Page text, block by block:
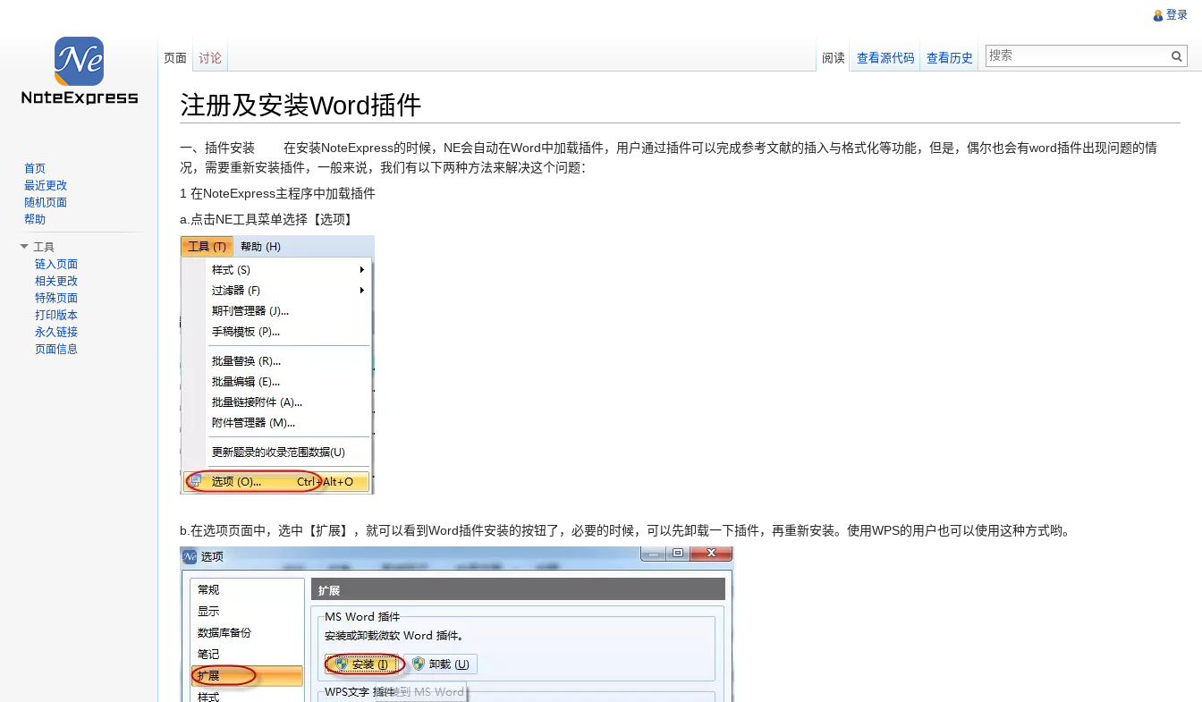
注册及安装Word插件
一、插件安装 在安装NoteExpress的时候，NE会自动在Word中加载插件，用户通过插件可以完成参考文献的插入与格式化等功能，但是，偶尔也会有word插件出现问题的情
况，需要重新安装插件，一般来说，我们有以下两种方法来解决这个问题：
1 在NoteExpress主程序中加载插件
a.点击NE工具菜单选择【选项】
b.在选项页面中，选中【扩展】，就可以看到Word插件安装的按钮了，必要的时候，可以先卸载一下插件，再重新安装。使用WPS的用户也可以使用这种方式哟。
登录
页面 讨论 阅读 查看源代码 查看历史
首页
最近更改
随机页面
帮助
工具
链入页面
相关更改
特殊页面
打印版本
永久链接
页面信息